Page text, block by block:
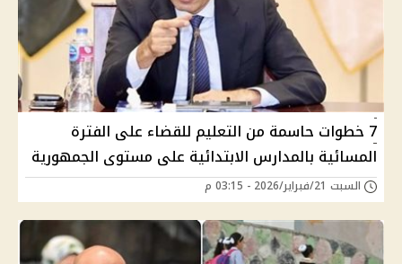
7 خطوات حاسمة من التعليم للقضاء على الفترة
المسائية بالمدارس الابتدائية على مستوى الجمهورية
السبت 21/فبراير/2026 - 03:15 م